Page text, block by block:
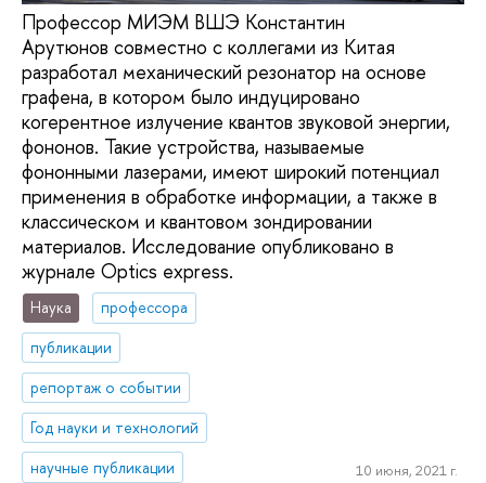
Профессор МИЭМ ВШЭ Константин
Арутюнов совместно с коллегами из Китая
разработал механический резонатор на основе
графена, в котором было индуцировано
когерентное излучение квантов звуковой энергии,
фононов. Такие устройства, называемые
фононными лазерами, имеют широкий потенциал
применения в обработке информации, а также в
классическом и квантовом зондировании
материалов. Исследование опубликовано в
журнале Optics express.
Наука
профессора
публикации
репортаж о событии
Год науки и технологий
научные публикации
10 июня, 2021 г.